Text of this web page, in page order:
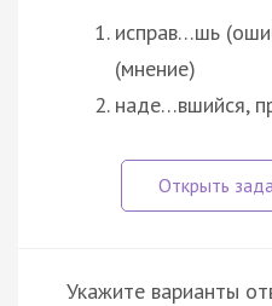
исправ…шь
(мнение)
наде…вшийся,
Укажите варианты